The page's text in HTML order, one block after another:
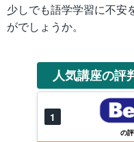
少しでも語学学習に不安
がでしょうか。
人気講座の評
1
の